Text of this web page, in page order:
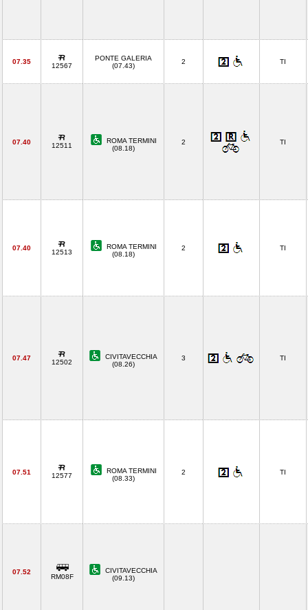
07.35
12567
PONTE GALERIA
(07.43)
2 TI
07.40 12511
ROMA TERMINI
(08.18)
2 TI
07.40
12513
ROMA TERMINI
(08.18)
2 TI
07.47
12502
CIVITAVECCHIA
(08.26)
3 TI
07.51 12577
ROMA TERMINI
(08.33)
2 TI
07.52
RM08F
CIVITAVECCHIA
(09.13)